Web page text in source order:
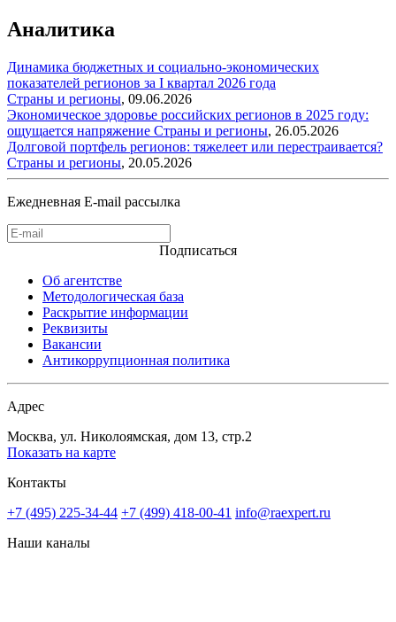
Аналитика
Динамика бюджетных и социально-экономических
показателей регионов за I квартал 2026 года
Страны и регионы, 09.06.2026
Экономическое здоровье российских регионов в 2025 году:
ощущается напряжение Страны и регионы, 26.05.2026
Долговой портфель регионов: тяжелеет или перестраивается?
Страны и регионы, 20.05.2026
Ежедневная E-mail рассылка
Подписаться
Об агентстве
Методологическая база
Раскрытие информации
Реквизиты
Вакансии
Антикоррупционная политика
Адрес
Москва, ул. Николоямская, дом 13, стр.2
Показать на карте
Контакты
+7 (495) 225-34-44 +7 (499) 418-00-41 info@raexpert.ru
Наши каналы